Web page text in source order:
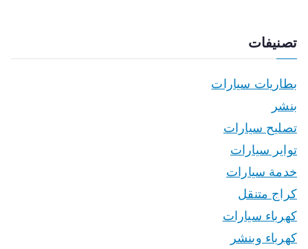
تصنيفات
بطاريات سيارات
بنشر
تصليح سيارات
تواير سيارات
خدمة سيارات
كراج متنقل
كهرباء سيارات
كهرباء وبنشر